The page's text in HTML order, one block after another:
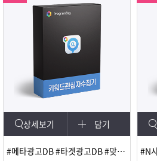
상세보기 담기
#메타광고DB #타겟광고DB #맞춤DB